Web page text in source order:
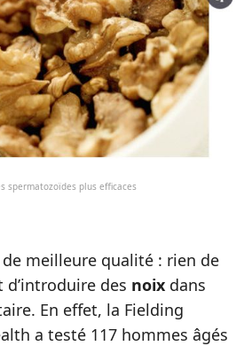
spermatozoïdes plus efficaces
de meilleure qualité : rien de
des noix dans
En effet, la Fielding
a testé 117 hommes âgés